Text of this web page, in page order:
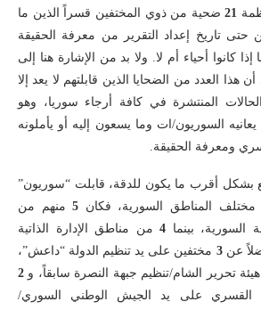
21ضحية من ذوي المختفين قسراً الذين ما
تاريخ إعداد التقرير من معرفة الحقيقة
كانوا أحياء أم لا. ولا بد من الإشارة هنا إلى
هذا العدد من الضحايا الذين قابلتهم لا يعد إلا
المنتشرة في كافة أرجاء سوريا، وهو
السوريون/ات وما يسعون إليه أو يأملونه
ومعرفة الحقيقة.
أقرب ما يكون للدقة، قابلت “سوريون”
مختلف المناطق السورية، فكان 5منهم من
بينما 4من مناطق الإدارة الذاتية
عن3 مختفين على يد تنظيم الدولة “داعش”،
تحرير الشام/تنظيم جبهة النصرة سابقاً، و 2
القسري على يد الجيش الوطني السوري/